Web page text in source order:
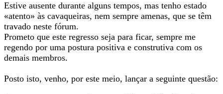
Estive ausente durante alguns tempos, mas tenho estado
«atento» às cavaqueiras, nem sempre amenas, que se têm
travado neste fórum.
Prometo que este regresso seja para ficar, sempre me
regendo por uma postura positiva e construtiva com os
demais membros.
Posto isto, venho, por este meio, lançar a seguinte questão: